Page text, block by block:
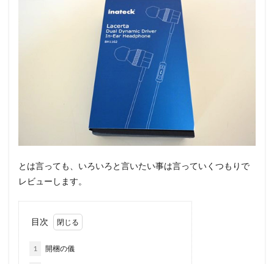
とは言っても、いろいろと言いたい事は言っていくつもりで
レビューします。
目次
1 開梱の儀